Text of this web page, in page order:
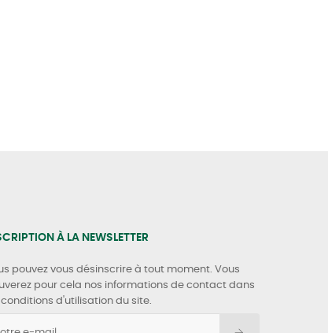
À LA NEWSLETTER
pouvez vous désinscrire à tout moment. Vous
pour cela nos informations de contact dans
conditions d'utilisation du site.